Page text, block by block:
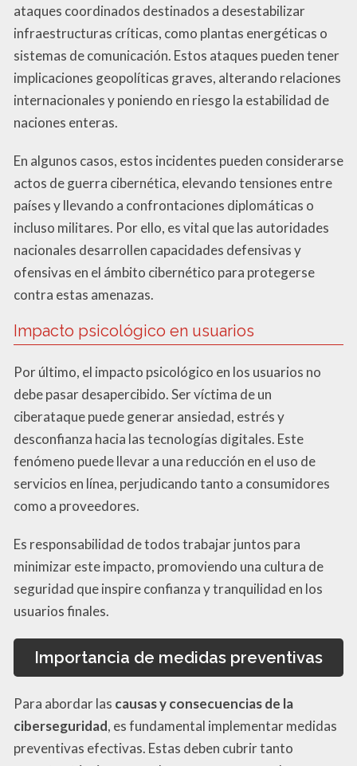
ataques coordinados destinados a desestabilizar
infraestructuras críticas, como plantas energéticas o
sistemas de comunicación. Estos ataques pueden tener
implicaciones geopolíticas graves, alterando relaciones
internacionales y poniendo en riesgo la estabilidad de
naciones enteras.
En algunos casos, estos incidentes pueden considerarse
actos de guerra cibernética, elevando tensiones entre
países y llevando a confrontaciones diplomáticas o
incluso militares. Por ello, es vital que las autoridades
nacionales desarrollen capacidades defensivas y
ofensivas en el ámbito cibernético para protegerse
contra estas amenazas.
Impacto psicológico en usuarios
Por último, el impacto psicológico en los usuarios no
debe pasar desapercibido. Ser víctima de un
ciberataque puede generar ansiedad, estrés y
desconfianza hacia las tecnologías digitales. Este
fenómeno puede llevar a una reducción en el uso de
servicios en línea, perjudicando tanto a consumidores
como a proveedores.
Es responsabilidad de todos trabajar juntos para
minimizar este impacto, promoviendo una cultura de
seguridad que inspire confianza y tranquilidad en los
usuarios finales.
Importancia de medidas preventivas
Para abordar las causas y consecuencias de la
ciberseguridad, es fundamental implementar medidas
preventivas efectivas. Estas deben cubrir tanto